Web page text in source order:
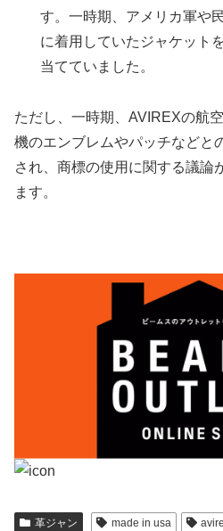
す。一時期、アメリカ軍や
に着用していたジャケット
当てていました。
ただし、一時期、AVIREXの航
機のエンブレムやパッチなどと
され、商標の使用に関する議論
ます。
革ジャン made in usa